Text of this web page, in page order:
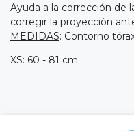
Ayuda a la corrección de
corregir la proyección
MEDIDAS: Contorno
XS: 60 - 81 cm.